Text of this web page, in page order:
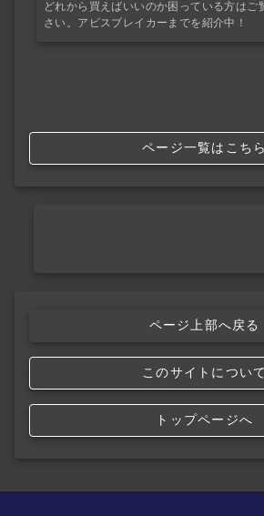
どれから買えばいいのか困っている方はご
さい。アビスブレイカーまでを紹介中！
ページ一覧はこちら
ページ上部へ戻る
このサイトについて
トップページへ